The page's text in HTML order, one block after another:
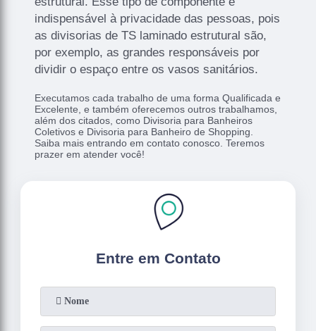
indispensável à privacidade das pessoas, pois
as divisorias de TS laminado estrutural são,
por exemplo, as grandes responsáveis por
dividir o espaço entre os vasos sanitários.
Executamos cada trabalho de uma forma Qualificada e
Excelente, e também oferecemos outros trabalhamos,
além dos citados, como Divisoria para Banheiros
Coletivos e Divisoria para Banheiro de Shopping.
Saiba mais entrando em contato conosco. Teremos
prazer em atender você!
Entre em Contato